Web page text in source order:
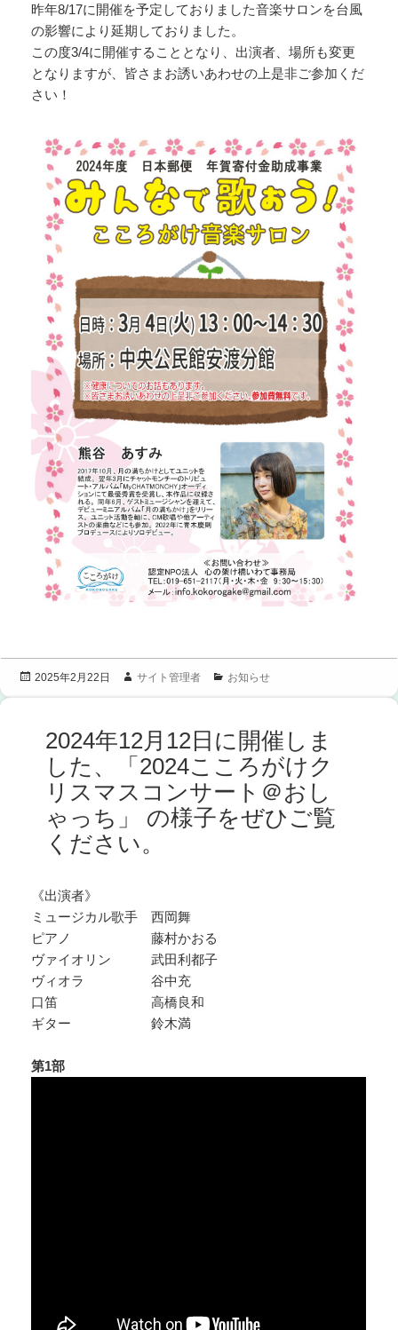
昨年8/17に開催を予定しておりました音楽サロンを台風
の影響により延期しておりました。
この度3/4に開催することとなり、出演者、場所も変更
となりますが、皆さまお誘いあわせの上是非ご参加くだ
さい！
投
2025年2月22日
作
サイト管理者
カ
ー
お知らせ
2024年12月12日に開催しま
した、「2024こころがけク
リスマスコンサート＠おし
ゃっち」 の様子をぜひご覧
ください。
《出演者》
ミュージカル歌手 西岡舞
ピアノ 藤村かおる
ヴァイオリン 武田利都子
ヴィオラ 谷中充
口笛 高橋良和
ギター 鈴木満
第1部